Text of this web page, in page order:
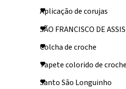
Aplicação de corujas
SÃO FRANCISCO DE ASSIS
Colcha de croche
Tapete colorido de croche
Santo São Longuinho